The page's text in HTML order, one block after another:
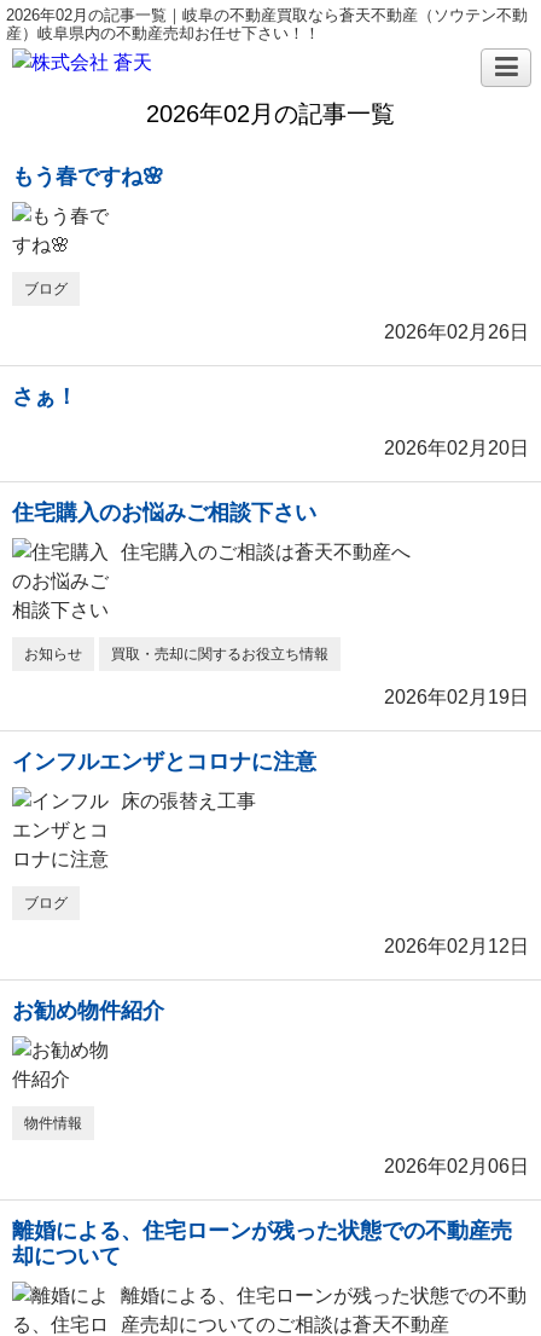
2026年02月の記事一覧｜岐阜の不動産買取なら蒼天不動産（ソウテン不動
産）岐阜県内の不動産売却お任せ下さい！！
2026年02月の記事一覧
もう春ですね🌸
ブログ
2026年02月26日
さぁ！
2026年02月20日
住宅購入のお悩みご相談下さい
住宅購入のご相談は蒼天不動産へ
お知らせ 買取・売却に関するお役立ち情報
2026年02月19日
インフルエンザとコロナに注意
床の張替え工事
ブログ
2026年02月12日
お勧め物件紹介
物件情報
2026年02月06日
離婚による、住宅ローンが残った状態での不動産売
却について
離婚による、住宅ローンが残った状態での不動
産売却についてのご相談は蒼天不動産